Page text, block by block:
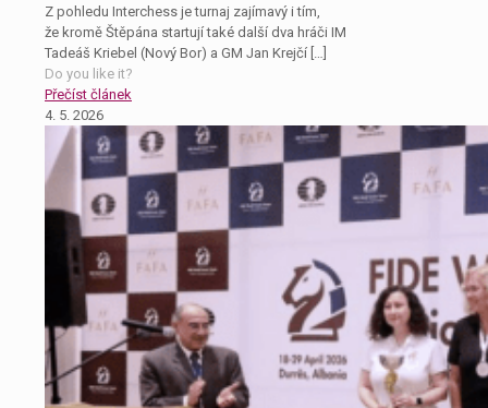
Z pohledu Interchess je turnaj zajímavý i tím,
že kromě Štěpána startují také další dva hráči IM
Tadeáš Kriebel (Nový Bor) a GM Jan Krejčí […]
Do you like it?
Přečíst článek
4. 5. 2026